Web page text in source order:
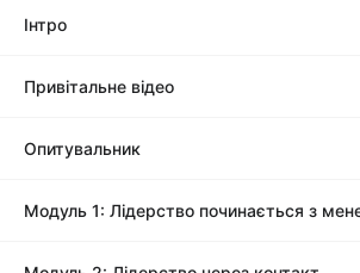
Інтро
Привітальне відео
Опитувальник
Модуль 1: Лідерство починається з